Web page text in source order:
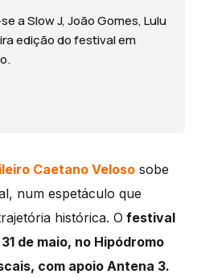
a Slow J, João Gomes, Lulu
edição do festival em
Caetano Veloso sobe
num espetáculo que
histórica. O festival
de maio, no Hipódromo
com apoio Antena 3.